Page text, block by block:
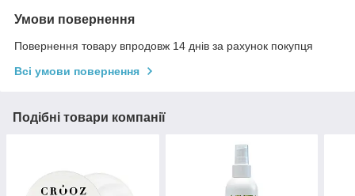
Умови повернення
Повернення товару впродовж 14 днів за рахунок покупця
Всі умови повернення
Подібні товари компанії